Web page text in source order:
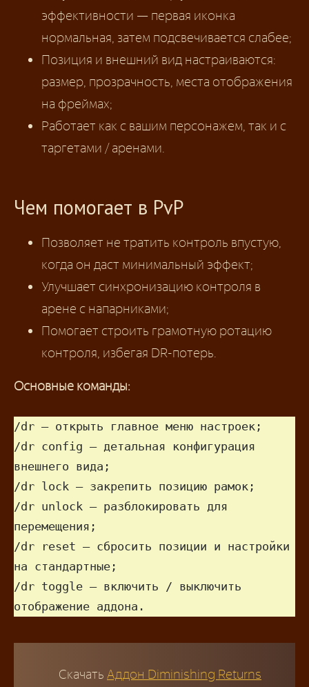
эффективности — первая иконка
нормальная, затем подсвечивается слабее;
Позиция и внешний вид настраиваются:
размер, прозрачность, места отображения
на фреймах;
Работает как с вашим персонажем, так и с
таргетами / аренами.
Чем помогает в PvP
Позволяет не тратить контроль впустую,
когда он даст минимальный эффект;
Улучшает синхронизацию контроля в
арене с напарниками;
Помогает строить грамотную ротацию
контроля, избегая DR-потерь.
Основные команды:
/dr — открыть главное меню настроек;
/dr config — детальная конфигурация
внешнего вида;
/dr lock — закрепить позицию рамок;
/dr unlock — разблокировать для
перемещения;
/dr reset — сбросить позиции и настройки
на стандартные;
/dr toggle — включить / выключить
отображение аддона.
Скачать Аддон Diminishing Returns